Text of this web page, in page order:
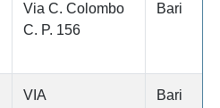
Via C. Colombo
C. P. 156
Bari
VIA
Bari